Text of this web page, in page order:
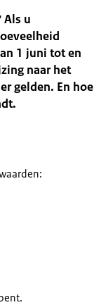
u
1 juni tot en
naar het
gelden. En hoe